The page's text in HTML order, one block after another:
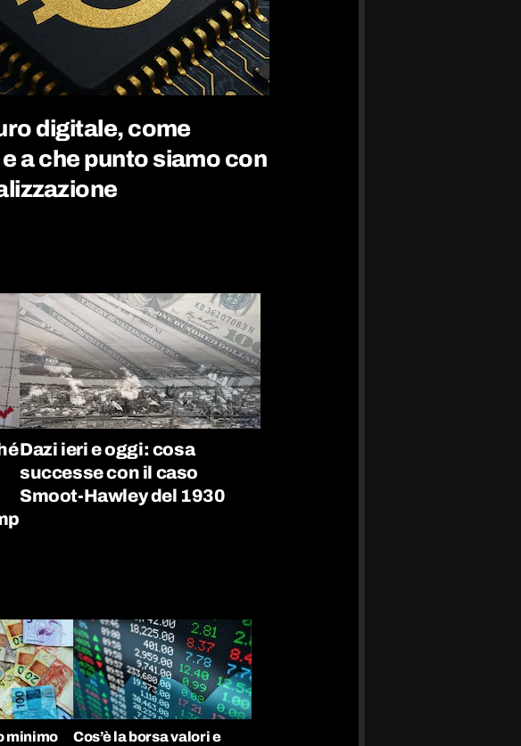
digitale, come
a che punto siamo con
Dazi ieri e oggi: cosa
successe con il caso
Smoot-Hawley del 1930
minimo
Cos’è la borsa valori e